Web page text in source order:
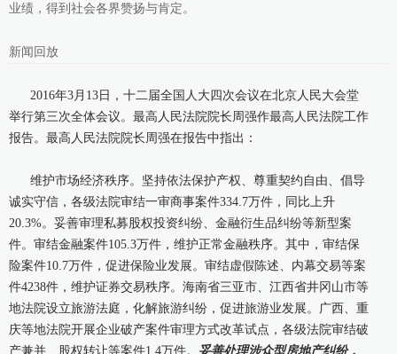
业绩，得到社会各界赞扬与肯定。
新闻回放
2016年3月13日，十二届全国人大四次会议在北京人民大会堂
举行第三次全体会议。最高人民法院院长周强作最高人民法院工作
报告。 最高人民法院院长周强在报告中指出：
维护市场经济秩序。坚持依法保护产权、尊重契约自由、倡导
诚实守信，各级法院审结一审商事案件334.7万件，同比上升
20.3%。妥善审理私募股权投资纠纷、金融衍生品纠纷等新型案
件。审结金融案件105.3万件，维护正常金融秩序。其中，审结保
险案件10.7万件，促进保险业发展。审结虚假陈述、内幕交易等案
件4238件，维护证券交易秩序。海南省三亚市、江西省井冈山市等
地法院设立旅游法庭，化解旅游纠纷，促进旅游业发展。广西、重
庆等地法院开展企业破产案件审理方式改革试点，各级法院审结破
产兼并、股权转让等案件1.4万件。 妥善处理涉众型房地产纠纷，